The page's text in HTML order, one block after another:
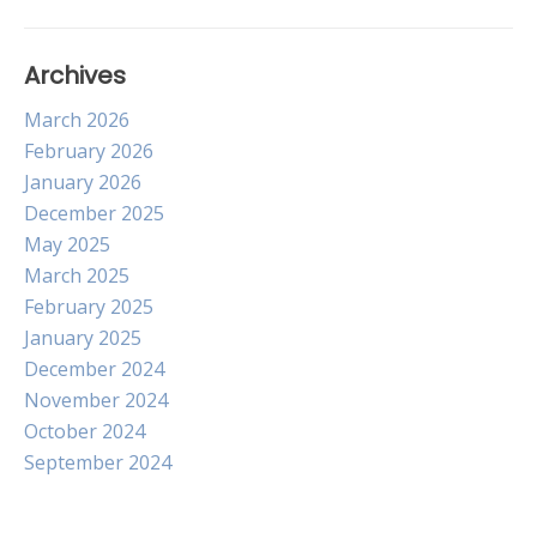
Archives
March 2026
February 2026
January 2026
December 2025
May 2025
March 2025
February 2025
January 2025
December 2024
November 2024
October 2024
September 2024